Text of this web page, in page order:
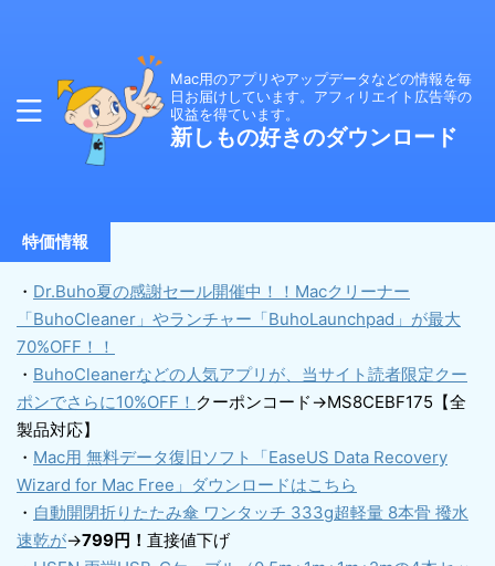
Mac用のアプリやアップデータなどの情報を毎
日お届けしています。アフィリエイト広告等の
収益を得ています。
新しもの好きのダウンロード
特価情報
・ Dr.Buho夏の感謝セール開催中！！Macクリーナー
「BuhoCleaner」やランチャー「BuhoLaunchpad」が最大
70%OFF！！
・ BuhoCleanerなどの人気アプリが、当サイト読者限定クー
ポンでさらに10%OFF！ クーポンコード→MS8CEBF175【全
製品対応】
・ Mac用 無料データ復旧ソフト「EaseUS Data Recovery
Wizard for Mac Free」ダウンロードはこちら
・ 自動開閉折りたたみ傘 ワンタッチ 333g超軽量 8本骨 撥水
速乾が→799円！ 直接値下げ